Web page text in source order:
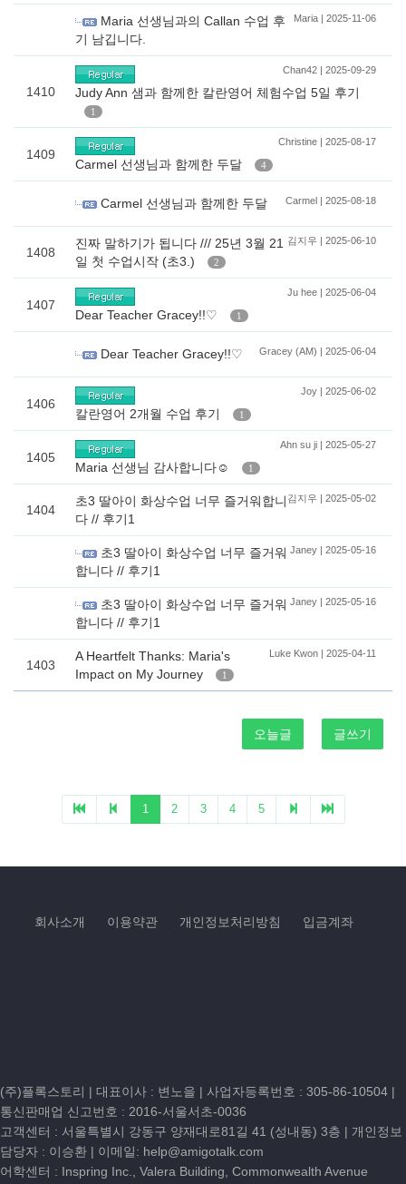
Maria | 2025-11-06
Maria 선생님과의 Callan 수업 후
기 남깁니다.
1410
Chan42 | 2025-09-29
Judy Ann 샘과 함께한 칼란영어 체험수업 5일 후기
1
1409
Christine | 2025-08-17
Carmel 선생님과 함께한 두달 4
Carmel | 2025-08-18
Carmel 선생님과 함께한 두달
1408
김지우 | 2025-06-10
진짜 말하기가 됩니다 /// 25년 3월 21
일 첫 수업시작 (초3.)
2
1407
Ju hee | 2025-06-04
Dear Teacher Gracey!!♡ 1
Gracey (AM) | 2025-06-04
Dear Teacher Gracey!!♡
1406
Joy | 2025-06-02
칼란영어 2개월 수업 후기 1
1405
Ahn su ji | 2025-05-27
Maria 선생님 감사합니다☺️ 1
1404
김지우 | 2025-05-02
초3 딸아이 화상수업 너무 즐거워합니
다 // 후기1
Janey | 2025-05-16
초3 딸아이 화상수업 너무 즐거워
합니다 // 후기1
Janey | 2025-05-16
초3 딸아이 화상수업 너무 즐거워
합니다 // 후기1
1403
Luke Kwon | 2025-04-11
A Heartfelt Thanks: Maria's
Impact on My Journey
1
오늘글 글쓰기
1 2 3 4 5
회사소개 이용약관 개인정보처리방침 입금계좌
(주)플록스토리 | 대표이사 : 변노을 | 사업자등록번호 : 305-86-10504 |
통신판매업 신고번호 : 2016-서울서초-0036
고객센터 : 서울특별시 강동구 양재대로81길 41 (성내동) 3층 | 개인정보
담당자 : 이승환 | 이메일: help@amigotalk.com
어학센터 : Inspring Inc., Valera Building, Commonwealth Avenue